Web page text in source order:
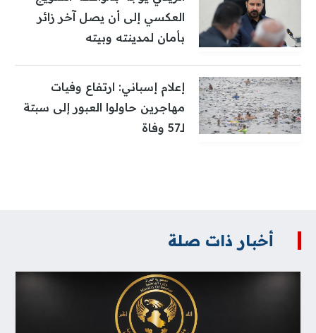
العكسي إلى أن يصل آخر زائر
بأمان لمدينته وبيته
إعلام إسباني: ارتفاع وفيات
مهاجرين حاولوا العبور إلى سبتة
لـ57 وفاة
أخبار ذات صلة